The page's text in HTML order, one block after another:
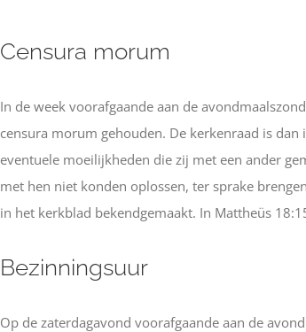
Censura morum
In de week voorafgaande aan de
censura morum gehouden. De kerkenraad is
eventuele moeilijkheden die zij met een ander
met hen niet konden oplossen, ter sprake
in het kerkblad bekendgemaakt. In Mattheüs
Bezinningsuur
Op de zaterdagavond voorafgaande aan de